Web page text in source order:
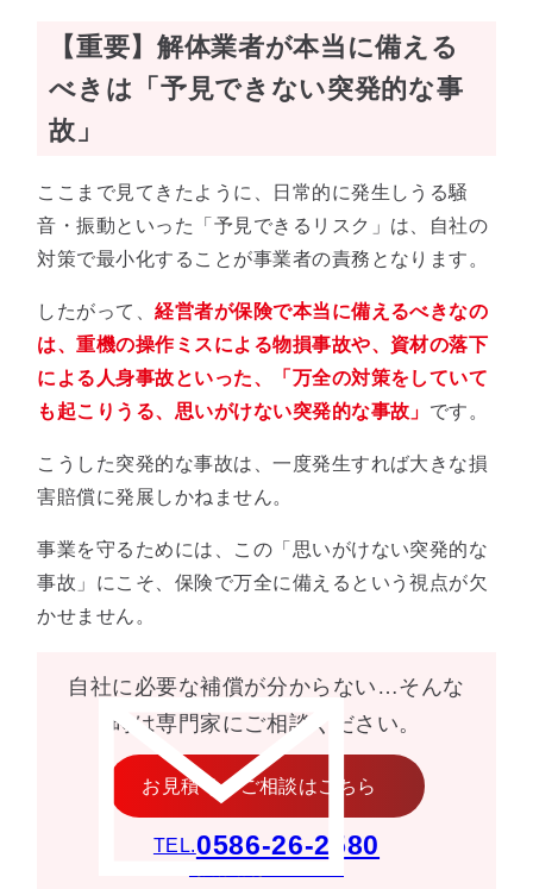
【重要】解体業者が本当に備える
べきは「予見できない突発的な事
故」
ここまで見てきたように、日常的に発生しうる騒
音・振動といった「予見できるリスク」は、自社の
対策で最小化することが事業者の責務となります。
したがって、経営者が保険で本当に備えるべきなの
は、重機の操作ミスによる物損事故や、資材の落下
による人身事故といった、「万全の対策をしていて
も起こりうる、思いがけない突発的な事故」 です。
こうした突発的な事故は、一度発生すれば大きな損
害賠償に発展しかねません。
事業を守るためには、この「思いがけない突発的な
事故」にこそ、保険で万全に備えるという視点が欠
かせません。
自社に必要な補償が分からない…そんな
時は専門家にご相談ください。
お見積り・ご相談はこちら
TEL.0586-26-2580